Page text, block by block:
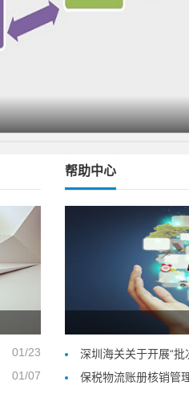
深圳海关关于开展保
01/23
01/07
帮助中心
深圳海关关于开展“批次进
保税物流账册核销